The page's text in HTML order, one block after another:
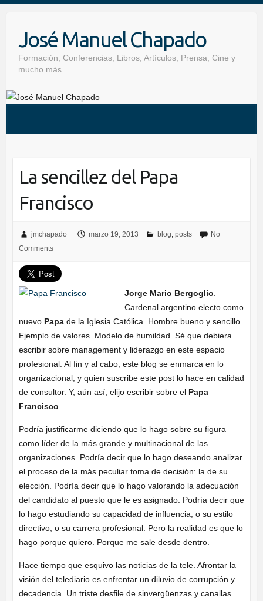
José Manuel Chapado
Formación, Conferencias, Libros, Artículos, Prensa, Cine y
mucho más…
La sencillez del Papa
Francisco
jmchapado marzo 19, 2013 blog, posts
No
Comments
Jorge Mario Bergoglio
Cardenal argentino electo como
nuevo Papade la Iglesia Católica. Hombre bueno y sencillo.
Ejemplo de valores. Modelo de humildad. Sé que debiera
escribir sobre management y liderazgo en este espacio
profesional. Al fin y al cabo, este blog se enmarca en lo
organizacional, y quien suscribe este post lo hace en calidad
de consultor. Y, aún así, elijo escribir sobre el Papa
Francisco
Podría justificarme diciendo que lo hago sobre su figura
como líder de la más grande y multinacional de las
organizaciones. Podría decir que lo hago deseando analizar
el proceso de la más peculiar toma de decisión: la de su
elección. Podría decir que lo hago valorando la adecuación
del candidato al puesto que le es asignado. Podría decir que
lo hago estudiando su capacidad de influencia, o su estilo
directivo, o su carrera profesional. Pero la realidad es que lo
hago porque quiero. Porque me sale desde dentro.
Hace tiempo que esquivo las noticias de la tele. Afrontar la
visión del telediario es enfrentar un diluvio de corrupción y
decadencia. Un triste desfile de sinvergüenzas y canallas.